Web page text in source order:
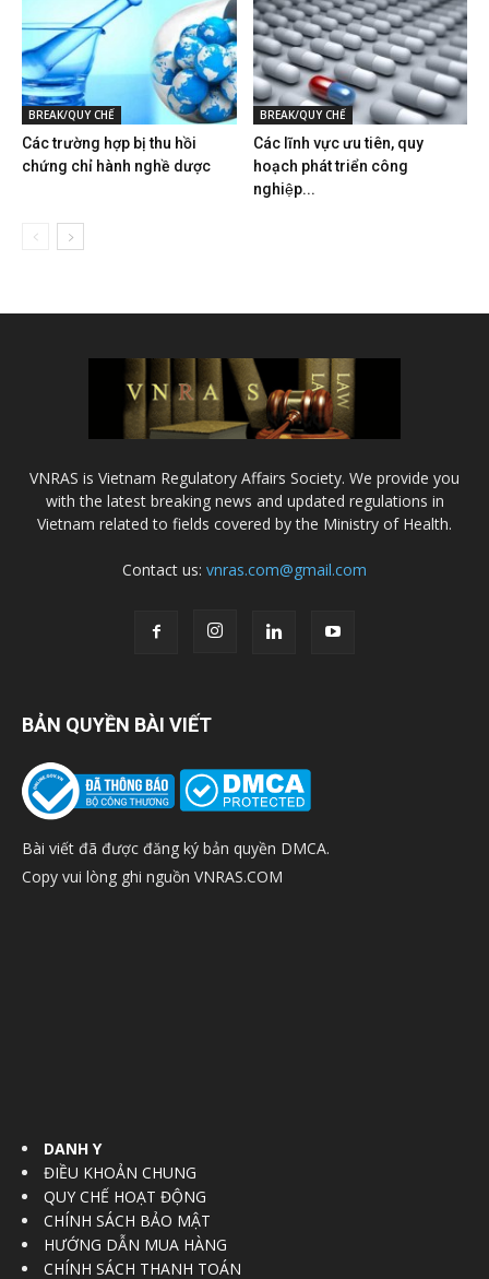
BREAK/QUY CHẾ
Các trường hợp bị thu hồi
chứng chỉ hành nghề dược
BREAK/QUY CHẾ
Các lĩnh vực ưu tiên, quy
hoạch phát triển công
nghiệp...
VNRAS is Vietnam Regulatory Affairs Society. We provide you
with the latest breaking news and updated regulations in
Vietnam related to fields covered by the Ministry of Health.
Contact us: vnras.com@gmail.com
BẢN QUYỀN BÀI VIẾT
Bài viết đã được đăng ký bản quyền DMCA.
Copy vui lòng ghi nguồn VNRAS.COM
DANH Y
ĐIỀU KHOẢN CHUNG
QUY CHẾ HOẠT ĐỘNG
CHÍNH SÁCH BẢO MẬT
HƯỚNG DẪN MUA HÀNG
CHÍNH SÁCH THANH TOÁN